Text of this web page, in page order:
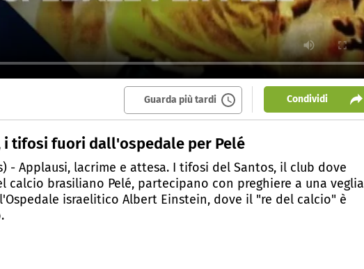
Guarda più tardi Condividi
i tifosi fuori dall'ospedale per Pelé
- Applausi, lacrime e attesa. I tifosi del Santos, il club dove
calcio brasiliano Pelé, partecipano con preghiere a una veglia
israelitico Albert Einstein, dove il "re del calcio" è